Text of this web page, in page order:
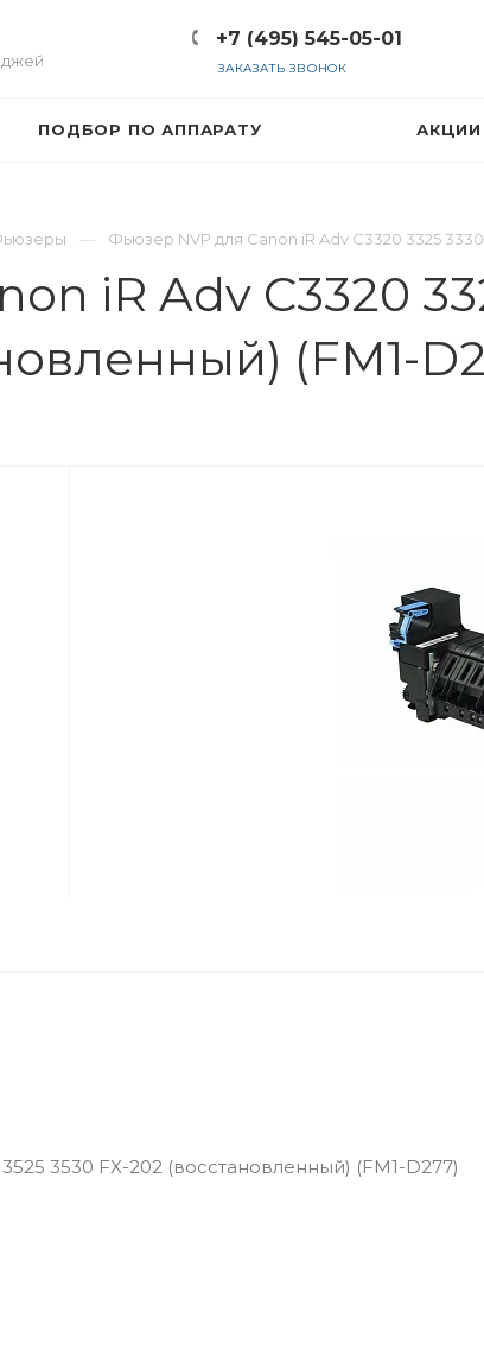
+7 (495) 545-05-01
ЗАКАЗАТЬ ЗВОНОК
ПОДБОР ПО АППАРАТУ АКЦИИ
Фьюзер NVP для Canon iR Adv C3320 3325
iR Adv C3320
(FM1-
3530 FX-202 (восстановленный) (FM1-D277)